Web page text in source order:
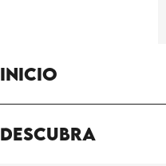
Inicio
Descubra